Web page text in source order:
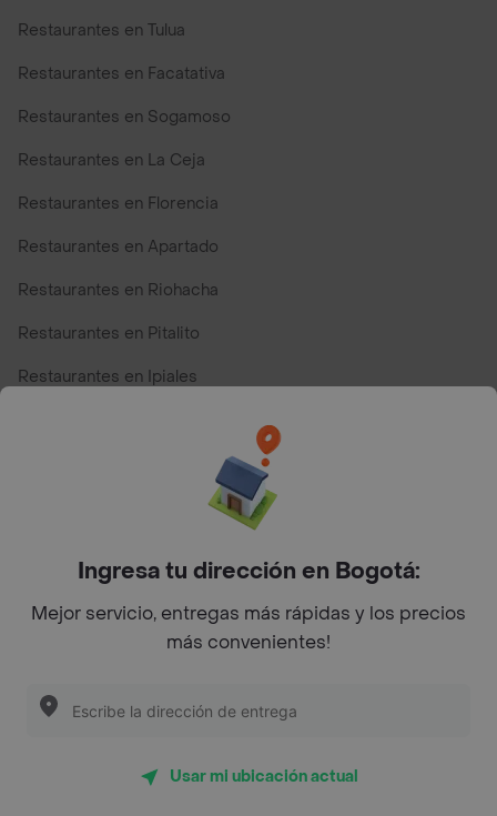
Restaurantes en Tulua
Restaurantes en Facatativa
Restaurantes en Sogamoso
Restaurantes en La Ceja
Restaurantes en Florencia
Restaurantes en Apartado
Restaurantes en Riohacha
Restaurantes en Pitalito
Restaurantes en Ipiales
Top Marcas y Cadenas de Restaurantes
Encuéntranos en estos países
App Store Google play
Restaurantes cerca de mi para pedir Comida a Domicilio -
Ingresa tu dirección en Bogotá:
Mejor servicio, entregas más rápidas y los precios
más convenientes!
Usar mi ubicación actual